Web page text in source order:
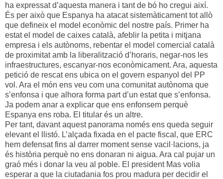
ha expressat d’aquesta manera i tant de bó ho cregui així.
És per això que Espanya ha atacat sistemàticament tot allò
que defineix el model econòmic del nostre país. Primer ha
estat el model de caixes català, afeblir la petita i mitjana
empresa i els autònoms, rebentar el model comercial català
de proximitat amb la liberalització d’horaris, negar-nos les
infraestructures, escanyar-nos econòmicament. Ara, aquesta
petició de rescat ens ubica on el govern espanyol del PP
vol. Ara el món ens veu com una comunitat autònoma que
s’enfonsa i que alhora forma part d’un estat que s’enfonsa.
Ja podem anar a explicar que ens enfonsem perquè
Espanya ens roba. El titular és un altre.
Per tant, davant aquest panorama només ens queda seguir
elevant el llistó. L’alçada fixada en el pacte fiscal, que ERC
hem defensat fins al darrer moment sense vacil·lacions, ja
és història perquè no ens donaran ni aigua. Ara cal pujar un
graó més i donar la veu al poble. El president Mas volia
esperar a que la ciutadania fos prou madura per decidir el